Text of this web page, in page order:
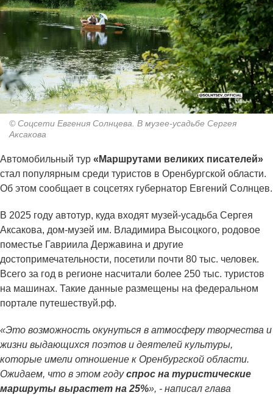
© Соцсети Евгения Солнцева. В музее-усадьбе Сергея
Аксакова
Автомобильный тур «Маршрутами великих писателей»
стал популярным среди туристов в Оренбургской области.
Об этом сообщает в соцсетях губернатор Евгений Солнцев.
В 2025 году автотур, куда входят музей-усадьба Сергея
Аксакова, дом-музей им. Владимира Высоцкого, родовое
поместье Гавриила Державина и другие
достопримечательности, посетили почти 80 тыс. человек.
Всего за год в регионе насчитали более 250 тыс. туристов
на машинах. Такие данные размещены на федеральном
портале путешествуй.рф.
«Это возможность окунуться в атмосферу творчества и
жизни выдающихся поэтов и деятелей культуры,
которые имели отношение к Оренбургской области.
Ожидаем, что в этом годуспрос на туристические
маршруты вырастет на 25%», - написал глава